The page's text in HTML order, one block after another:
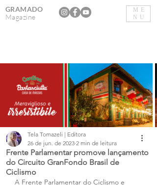
ME
NU
GRAMADO
Magazine
Frente Parlamentar promove lançamento
do Circuito GranFondo Brasil de
Ciclismo
Tela Tomazeli | Editora
26 de jun. de 2023 2 min de leitura
A Frente Parlamentar do Ciclismo e